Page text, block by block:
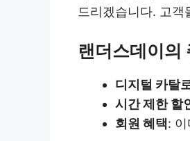
드리겠습니다. 고
랜더스데이의
디지털 카탈
시간 제한 할
회원 혜택: